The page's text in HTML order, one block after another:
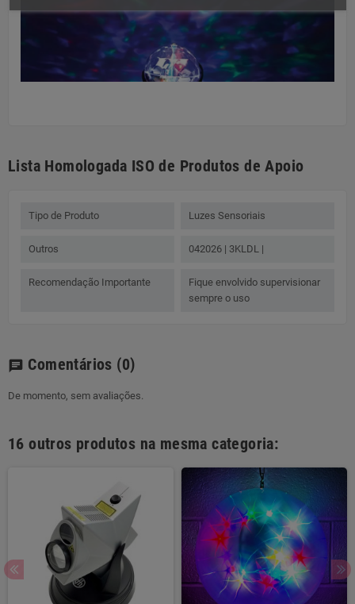
Lista Homologada ISO de Produtos de Apoio
Tipo de Produto Luzes Sensoriais
Outros 042026 | 3KLDL |
Recomendação Importante
Fique envolvido supervisionar
sempre o uso
chat Comentários (0)
De momento, sem avaliações.
16 outros produtos na mesma categoria: